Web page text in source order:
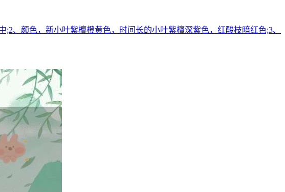
、颜色，新小叶紫檀橙黄色，时间长的小叶紫檀深紫色，红酸枝暗红色;3、